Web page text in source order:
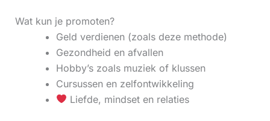
Wat kun je promoten?
Geld verdienen (zoals deze methode)
Gezondheid en afvallen
Hobby’s zoals muziek of klussen
Cursussen en zelfontwikkeling
Liefde, mindset en relaties